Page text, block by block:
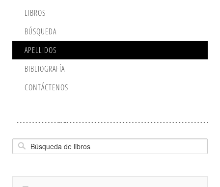
LIBROS
BÚSQUEDA
APELLIDOS
BIBLIOGRAFÍA
CONTÁCTENOS